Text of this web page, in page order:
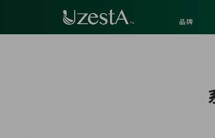
品牌